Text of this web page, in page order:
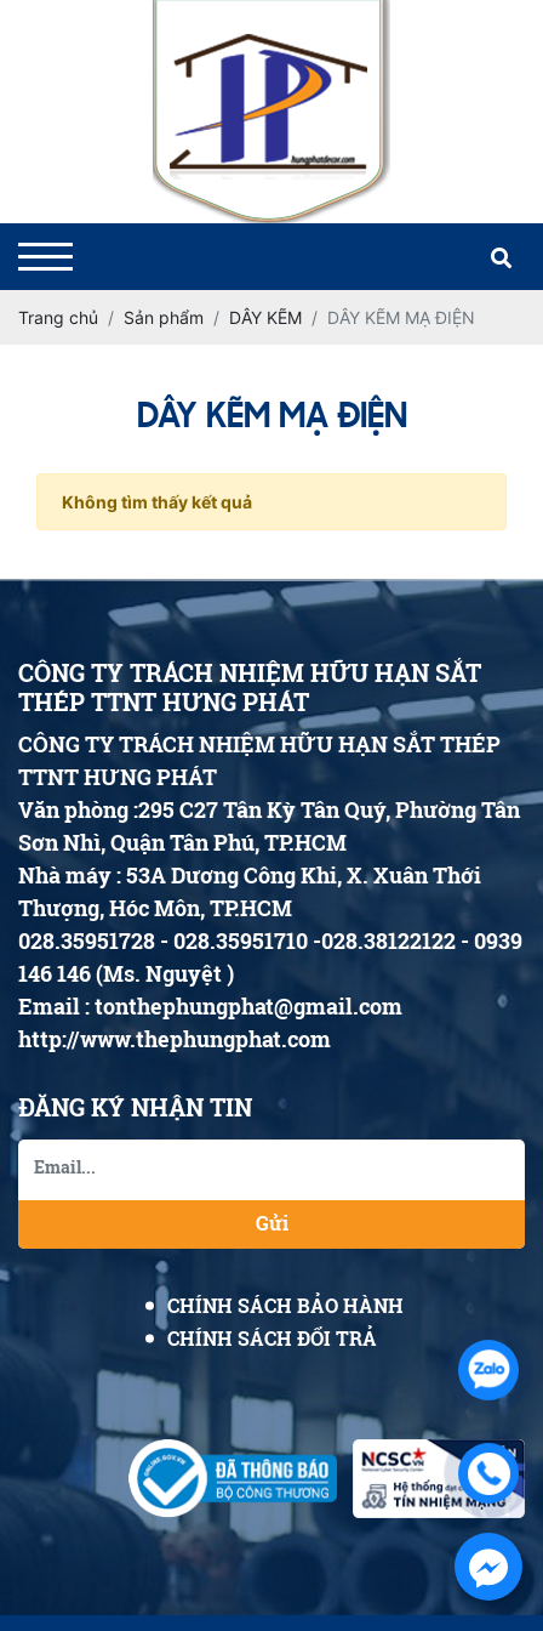
Trang chủ Sản phẩm DÂY KẼM DÂY KẼM MẠ ĐIỆN
DÂY KẼM MẠ ĐIỆN
Không tìm thấy kết quả
CÔNG TY TRÁCH NHIỆM HỮU HẠN SẮT
THÉP TTNT HƯNG PHÁT
CÔNG TY TRÁCH NHIỆM HỮU HẠN SẮT THÉP
TTNT HƯNG PHÁT
Văn phòng :295 C27 Tân Kỳ Tân Quý, Phường Tân
Sơn Nhì, Quận Tân Phú, TP.HCM
Nhà máy : 53A Dương Công Khi, X. Xuân Thới
Thượng, Hóc Môn, TP.HCM
028.35951728 - 028.35951710 -028.38122122 - 0939
146 146 (Ms. Nguyệt )
Email : tonthephungphat@gmail.com
http://www.thephungphat.com
ĐĂNG KÝ NHẬN TIN
Gửi
CHÍNH SÁCH BẢO HÀNH
CHÍNH SÁCH ĐỔI TRẢ